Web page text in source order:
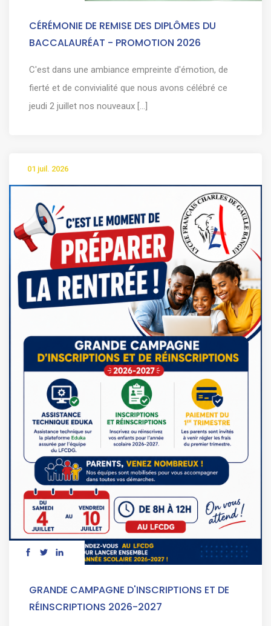
CÉRÉMONIE DE REMISE DES DIPLÔMES DU
BACCALAURÉAT - PROMOTION 2026
C'est dans une ambiance empreinte d'émotion, de
fierté et de convivialité que nous avons célébré ce
jeudi 2 juillet nos nouveaux [...]
01 juil. 2026
GRANDE CAMPAGNE D'INSCRIPTIONS ET DE
RÉINSCRIPTIONS 2026-2027